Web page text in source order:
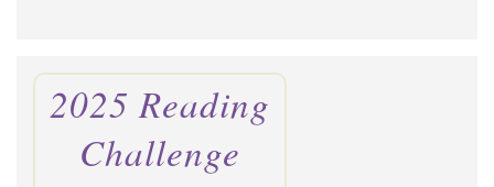
2025 Reading
Challenge